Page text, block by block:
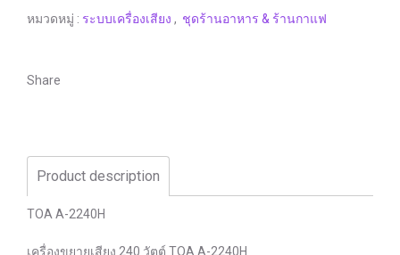
หมวดหมู่ : ระบบเครื่องเสียง , ชุดร้านอาหาร & ร้านกาแฟ
Share
Product description
TOA A-2240H
เครื่องขยายเสียง 240 วัตต์ TOA A-2240H